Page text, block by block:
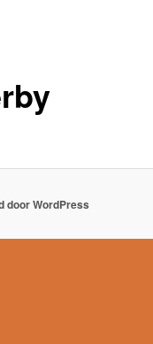
door WordPress